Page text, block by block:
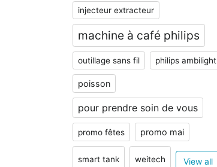
injecteur extracteur
machine à café philips
outillage sans fil philips ambilight
poisson
pour prendre soin de vous
promo fêtes promo mai
smart tank weitech View all